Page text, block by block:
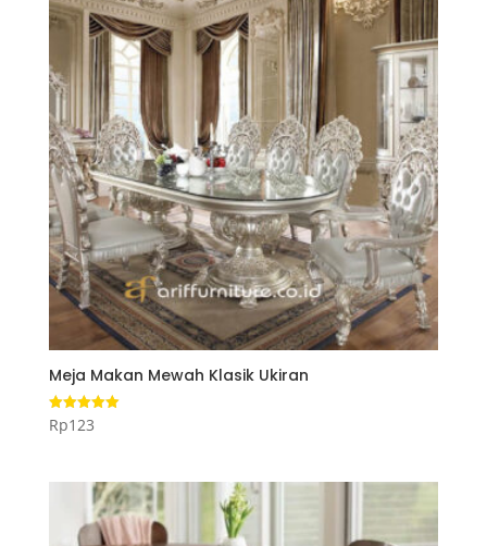
Meja Makan Mewah Klasik Ukiran
Dinilai
5.00
Rp123